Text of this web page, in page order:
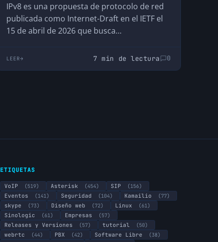
IPv8 es una propuesta de protocolo de red
publicada como Internet-Draft en el IETF el
15 de abril de 2026 que busca…
LEER 7 min de lectura 0
ETIQUETAS
VoIP (519) Asterisk (454) SIP
(156)
Eventos
(141) Seguridad (104) Kamailio
(77)
skype
(73) Diseño web (72) Linux
(61)
Sinologic
(61) Empresas
(57)
Releases y Versiones
(57) tutorial
(50)
webrtc
(44) PBX (42) Software Libre
(38)